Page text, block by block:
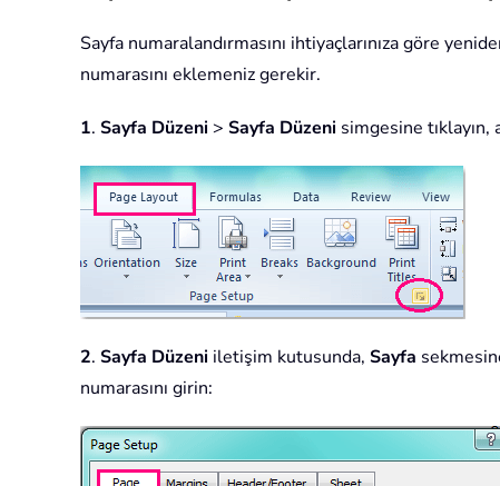
Sayfa numaralandırmasını ihtiyaçlarınıza göre
numarasını eklemeniz gerekir.
1. Sayfa Düzeni > Sayfa Düzeni simgesine tıklayın,
2. Sayfa Düzeni iletişim kutusunda, Sayfa
numarasını girin: